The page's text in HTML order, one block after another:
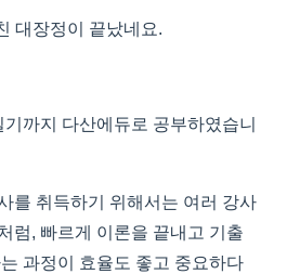
대장정이 끝났네요.
까지 다산에듀로 공부하였습니
를 취득하기 위해서는 여러 강사
럼, 빠르게 이론을 끝내고 기출
과정이 효율도 좋고 중요하다